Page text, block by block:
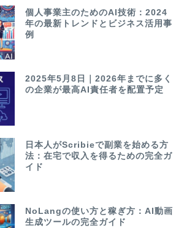
個人事業主のためのAI技術：2024
年の最新トレンドとビジネス活用事
例
2025年5月8日｜2026年までに多く
の企業が最高AI責任者を配置予定
日本人がScribieで副業を始める方
法：在宅で収入を得るための完全ガ
イド
NoLangの使い方と稼ぎ方：AI動画
生成ツールの完全ガイド